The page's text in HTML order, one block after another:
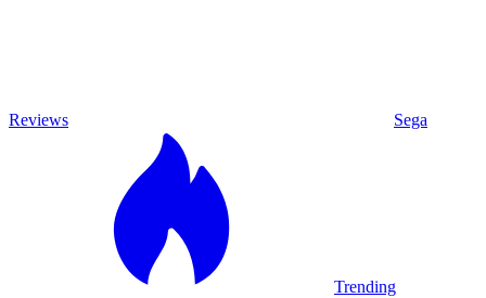
Reviews Sega
Trending